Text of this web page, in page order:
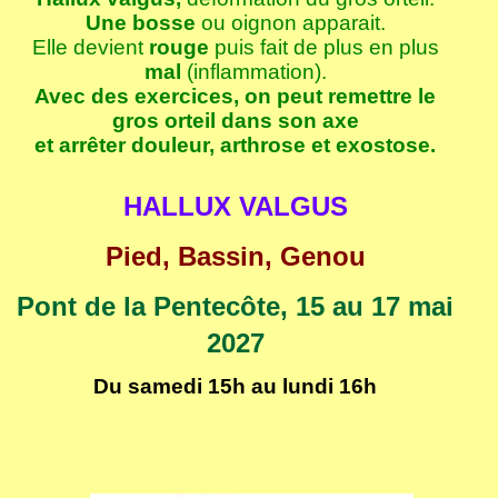
Une bosse ou oignon apparait.
Elle devient rouge puis fait de plus en plus
mal (inflammation).
Avec des exercices, on peut remettre le
gros orteil dans son axe
et arrêter douleur, arthrose et exostose.
HALLUX VALGUS
Pied, Bassin, Genou
Pont de la Pentecôte, 15 au 17 mai
2027
Du samedi 15h au lundi 16h